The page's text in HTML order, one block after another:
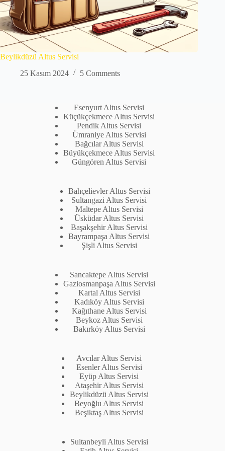
Beylikdüzü Altus Servisi
25 Kasım 2024
5 Comments
Esenyurt Altus Servisi
Küçükçekmece Altus Servisi
Pendik Altus Servisi
Ümraniye Altus Servisi
Bağcılar Altus Servisi
Büyükçekmece Altus Servisi
Güngören Altus Servisi
Bahçelievler Altus Servisi
Sultangazi Altus Servisi
Maltepe Altus Servisi
Üsküdar Altus Servisi
Başakşehir Altus Servisi
Bayrampaşa Altus Servisi
Şişli Altus Servisi
Sancaktepe Altus Servisi
Gaziosmanpaşa Altus Servisi
Kartal Altus Servisi
Kadıköy Altus Servisi
Kağıthane Altus Servisi
Beykoz Altus Servisi
Bakırköy Altus Servisi
Avcılar Altus Servisi
Esenler Altus Servisi
Eyüp Altus Servisi
Ataşehir Altus Servisi
Beylikdüzü Altus Servisi
Beyoğlu Altus Servisi
Beşiktaş Altus Servisi
Sultanbeyli Altus Servisi